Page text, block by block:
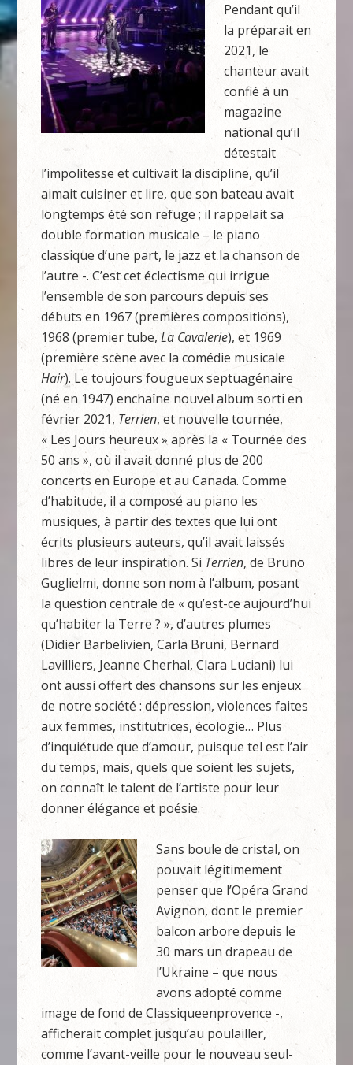
Pendant qu’il
la préparait en
2021, le
chanteur avait
confié à un
magazine
national qu’il
détestait
l’impolitesse et cultivait la discipline, qu’il
aimait cuisiner et lire, que son bateau avait
longtemps été son refuge ; il rappelait sa
double formation musicale – le piano
classique d’une part, le jazz et la chanson de
l’autre -. C’est cet éclectisme qui irrigue
l’ensemble de son parcours depuis ses
débuts en 1967 (premières compositions),
1968 (premier tube,La Cavalerie), et 1969
(première scène avec la comédie musicale
Hair). Le toujours fougueux septuagénaire
(né en 1947) enchaîne nouvel album sorti en
février 2021, Terrien, et nouvelle tournée,
« Les Jours heureux » après la « Tournée des
50 ans », où il avait donné plus de 200
concerts en Europe et au Canada. Comme
d’habitude, il a composé au piano les
musiques, à partir des textes que lui ont
écrits plusieurs auteurs, qu’il avait laissés
libres de leur inspiration. Si Terrien, de Bruno
Guglielmi, donne son nom à l’album, posant
la question centrale de « qu’est-ce aujourd’hui
qu’habiter la Terre ? », d’autres plumes
(Didier Barbelivien, Carla Bruni, Bernard
Lavilliers, Jeanne Cherhal, Clara Luciani) lui
ont aussi offert des chansons sur les enjeux
de notre société : dépression, violences faites
aux femmes, institutrices, écologie… Plus
d’inquiétude que d’amour, puisque tel est l’air
du temps, mais, quels que soient les sujets,
on connaît le talent de l’artiste pour leur
donner élégance et poésie.
Sans boule de cristal, on
pouvait légitimement
penser que l’Opéra Grand
Avignon, dont le premier
balcon arbore depuis le
30 mars un drapeau de
l’Ukraine – que nous
avons adopté comme
image de fond de Classiqueenprovence -,
afficherait complet jusqu’au poulailler,
comme l’avant-veille pour le nouveau seul-